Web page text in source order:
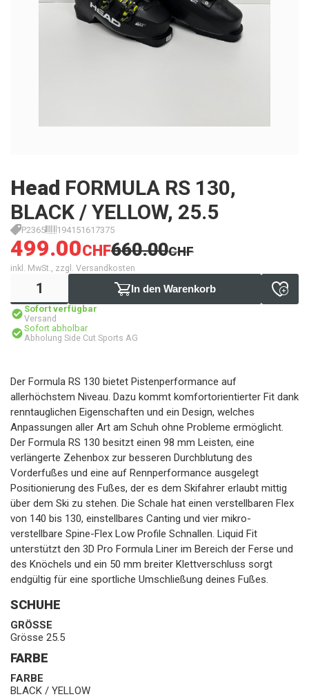
Head FORMULA RS 130,
BLACK / YELLOW, 25.5
P2365 194151617375
499.00CHF660.00CHF
inkl. MwSt., zzgl. Versandkosten
In den Warenkorb
Sofort verfügbar
Versand
Sofort abholbar
Abholung Side Cut Sports AG
Der Formula RS 130 bietet Pistenperformance auf
allerhöchstem Niveau. Dazu kommt komfortorientierter Fit dank
renntauglichen Eigenschaften und ein Design, welches
Anpassungen aller Art am Schuh ohne Probleme ermöglicht.
Der Formula RS 130 besitzt einen 98 mm Leisten, eine
verlängerte Zehenbox zur besseren Durchblutung des
Vorderfußes und eine auf Rennperformance ausgelegt
Positionierung des Fußes, der es dem Skifahrer erlaubt mittig
über dem Ski zu stehen. Die Schale hat einen verstellbaren Flex
von 140 bis 130, einstellbares Canting und vier mikro-
verstellbare Spine-Flex Low Profile Schnallen. Liquid Fit
unterstützt den 3D Pro Formula Liner im Bereich der Ferse und
des Knöchels und ein 50 mm breiter Klettverschluss sorgt
endgültig für eine sportliche Umschließung deines Fußes.
SCHUHE
GRÖSSE
Grösse 25.5
FARBE
FARBE
BLACK / YELLOW